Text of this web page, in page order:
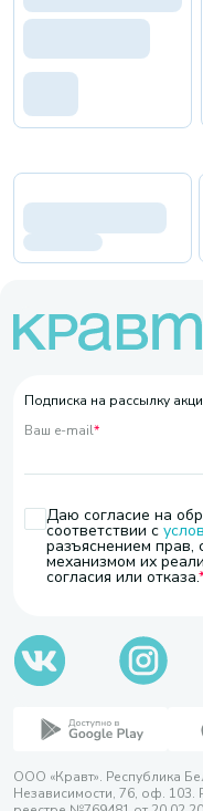
Подписка на рассылку
Ваш e-mail*
Даю согласие на
соответствии с
разъяснением прав,
механизмом их
согласия или отказа.
ООО «Кравт». Республика
Независимости, 76, оф.